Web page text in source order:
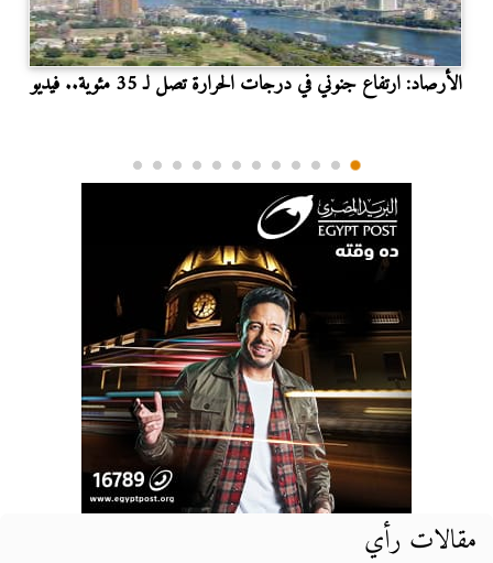
الأرصاد: ارتفاع جنوني في درجات الحرارة تصل لـ 35 مئوية.. فيديو
مقالات رأي